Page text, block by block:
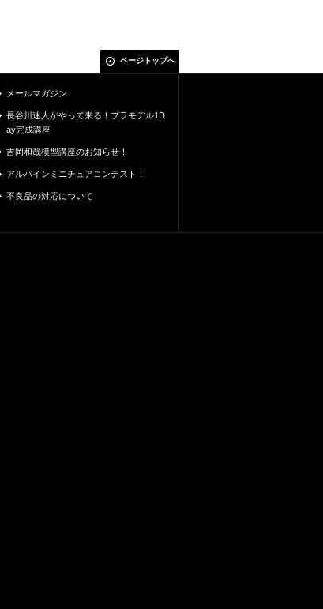
ページトップへ
メールマガジン
長谷川迷人がやって来る！プラモデル1D
ay完成講座
吉岡和哉模型講座のお知らせ！
アルパインミニチュアコンテスト！
不良品の対応について